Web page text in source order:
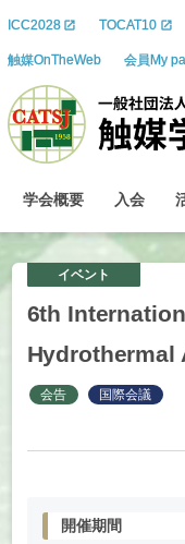
ICC2028 TOCAT10
触媒OnTheWeb 会員My
学会概要 入会
イベント
6th
Hydrothermal
会告 国際会議
開催期間